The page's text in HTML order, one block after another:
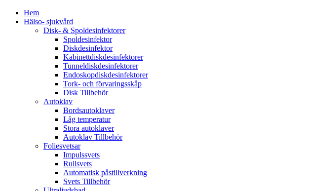
Hem
Hälso- sjukvård
Disk- & Spoldesinfektorer
Spoldesinfektor
Diskdesinfektor
Kabinettdiskdesinfektorer
Tunneldiskdesinfektorer
Endoskopdiskdesinfektorer
Tork- och förvaringsskåp
Disk Tillbehör
Autoklav
Bordsautoklaver
Låg temperatur
Stora autoklaver
Autoklav Tillbehör
Foliesvetsar
Impulssvets
Rullsvets
Automatisk påstillverkning
Svets Tillbehör